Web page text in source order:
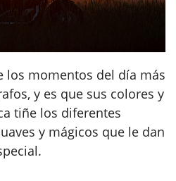
los momentos del día más
y es que sus colores y
tiñe los diferentes
y mágicos que le dan